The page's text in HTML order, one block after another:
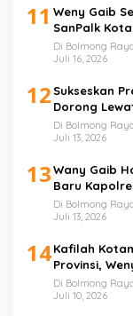
11 Weny Gaib
SanPalk
Di Bolmong
Juli 16, 2026
12 Sukseskan
Dorong
Di Bolmong
Juli 13, 2026
13Wany Gaib
Baru
Di Bolmong
Juli 13, 2026
14Kafilah
Provinsi,
Di Bolmong
Juli 10, 2026